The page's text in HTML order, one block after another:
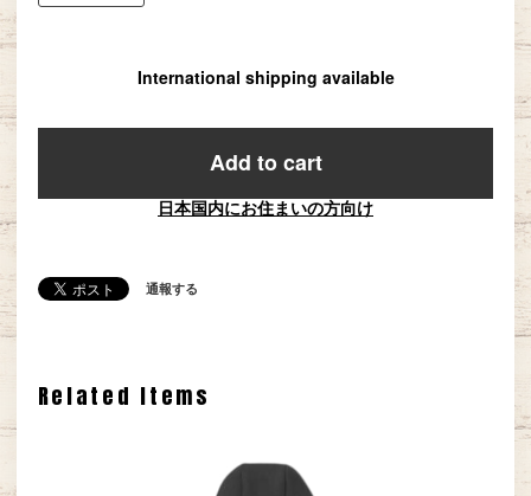
International shipping available
Add to cart
日本国内にお住まいの方向け
通報する
Related Items